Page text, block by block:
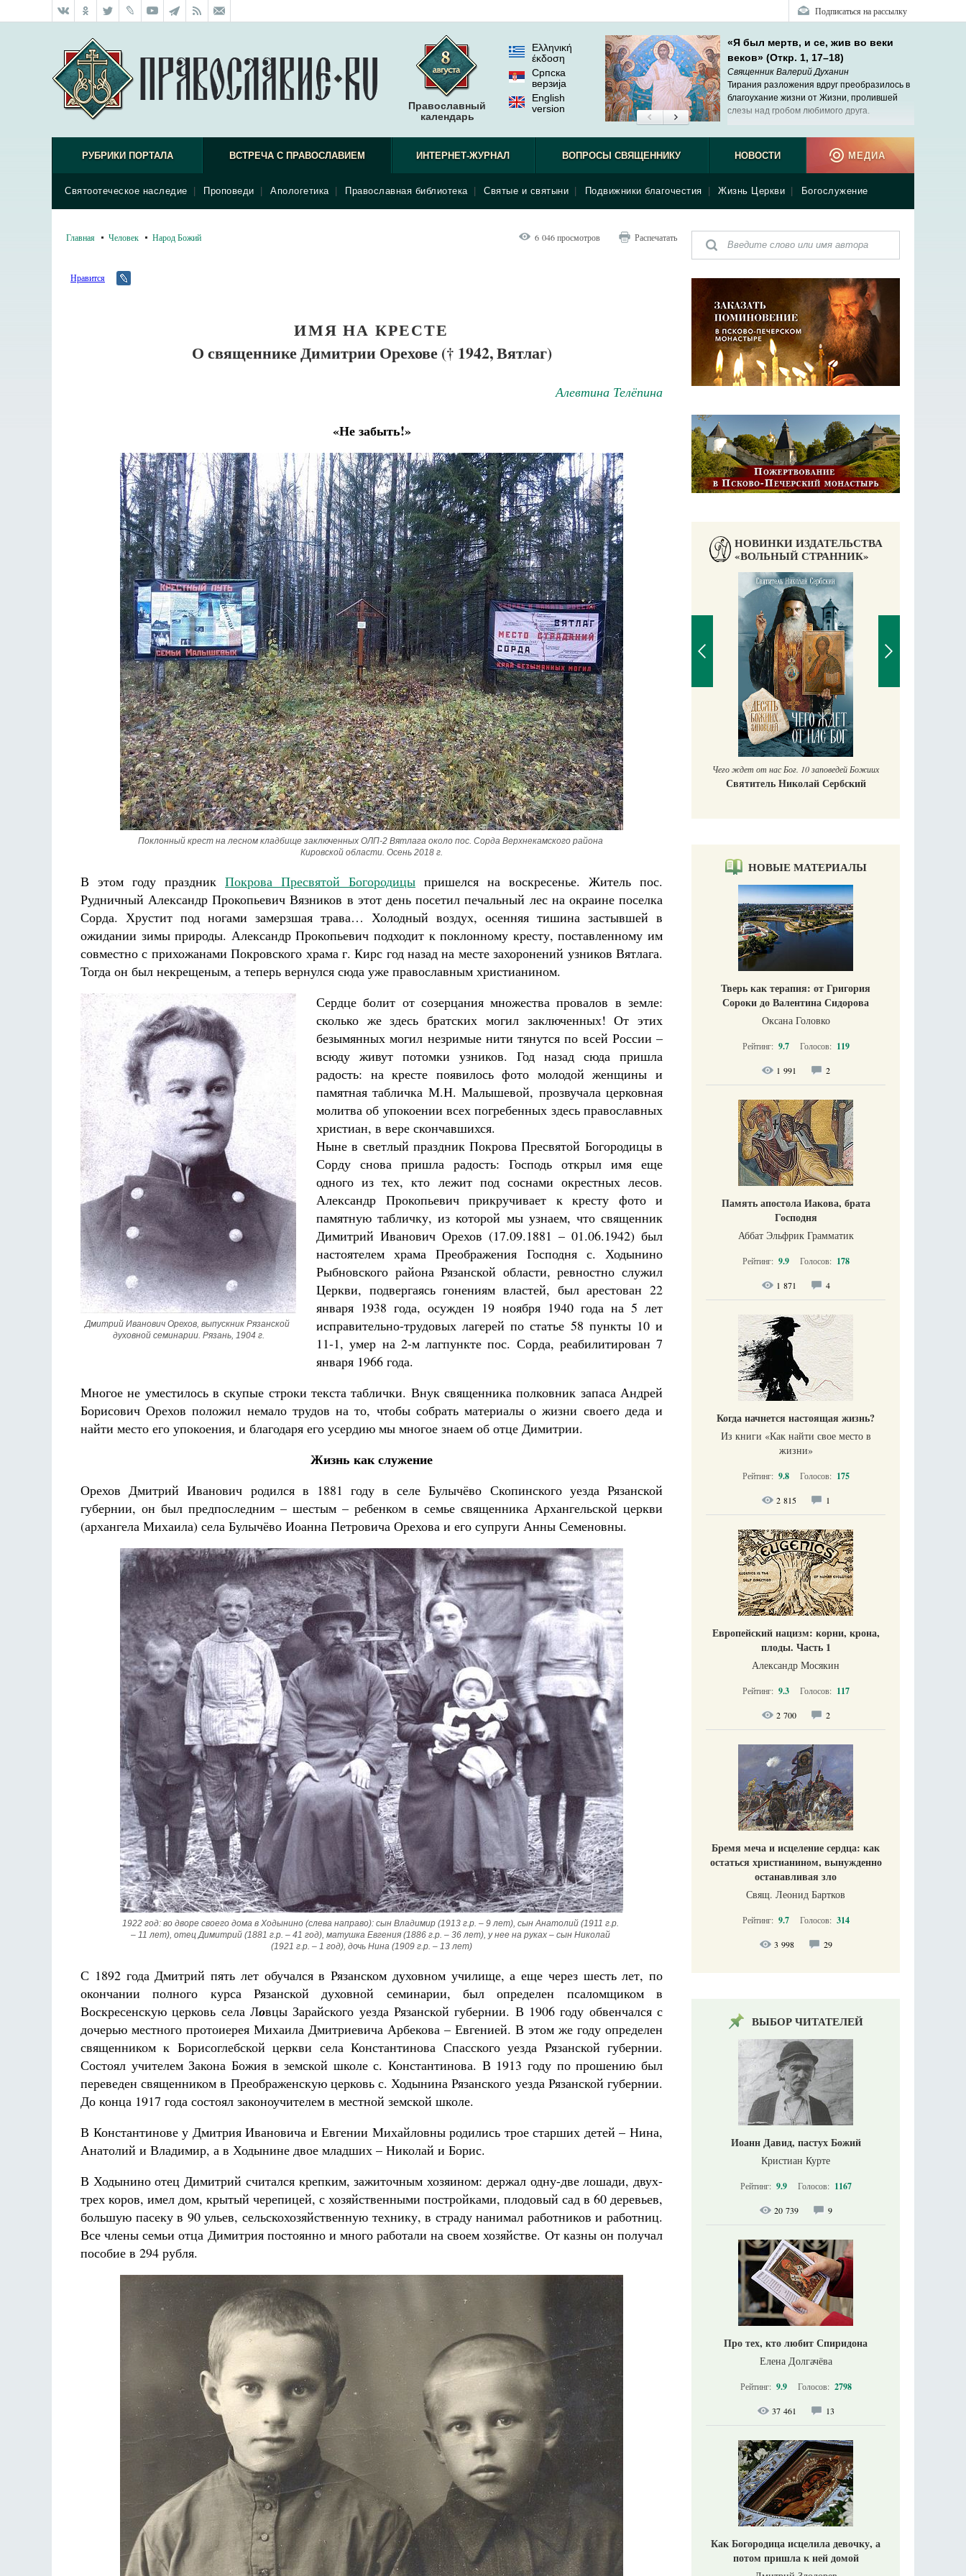
Подписаться на рассылку
Православный
календарь
Ελληνική
έκδοση
Српска
верзиjа
English
version
«Я был мертв, и се, жив во веки
веков» (Откр. 1, 17–18)
Священник Валерий Духанин
Тирания разложения вдруг преобразилось в
благоухание жизни от Жизни, пролившей
слезы над гробом любимого друга.
РУБРИКИ ПОРТАЛА ВСТРЕЧА С ПРАВОСЛАВИЕМ
Святоотеческое наследие Проповеди Апологетика Православная библиотека Святые и святыни Подвижники благочестия Жизнь Церкви Богослужение
ИНТЕРНЕТ-ЖУРНАЛ ВОПРОСЫ СВЯЩЕННИКУ НОВОСТИ МЕДИА
Главная Человек Народ Божий 6 046 просмотров Распечатать
Нравится
ИМЯ НА КРЕСТЕ
О священнике Димитрии Орехове († 1942, Вятлаг)
Алевтина Телёпина
«Не забыть!»
Поклонный крест на лесном кладбище заключенных ОЛП-2 Вятлага около пос. Сорда Верхнекамского района
Кировской области. Осень 2018 г.
В этом году праздник Покрова Пресвятой Богородицы пришелся на воскресенье. Житель пос.
Рудничный Александр Прокопьевич Вязников в этот день посетил печальный лес на окраине поселка
Сорда. Хрустит под ногами замерзшая трава… Холодный воздух, осенняя тишина застывшей в
ожидании зимы природы. Александр Прокопьевич подходит к поклонному кресту, поставленному им
совместно с прихожанами Покровского храма г. Кирс год назад на месте захоронений узников Вятлага.
Тогда он был некрещеным, а теперь вернулся сюда уже православным христианином.
Дмитрий Иванович Орехов, выпускник Рязанской
духовной семинарии. Рязань, 1904 г.
​Сердце болит от созерцания множества провалов в земле:
сколько же здесь братских могил заключенных! От этих
безымянных могил незримые нити тянутся по всей России –
всюду живут потомки узников. Год назад сюда пришла
радость: на кресте появилось фото молодой женщины и
памятная табличка М.Н. Малышевой, прозвучала церковная
молитва об упокоении всех погребенных здесь православных
христиан, в вере скончавшихся.
Ныне в светлый праздник Покрова Пресвятой Богородицы в
Сорду снова пришла радость: Господь открыл имя еще
одного из тех, кто лежит под соснами окрестных лесов.
Александр Прокопьевич прикручивает к кресту фото и
памятную табличку, из которой мы узнаем, что священник
Димитрий Иванович Орехов (17.09.1881 – 01.06.1942) был
настоятелем храма Преображения Господня с. Ходынино
Рыбновского района Рязанской области, ревностно служил
Церкви, подвергаясь гонениям властей, был арестован 22
января 1938 года, осужден 19 ноября 1940 года на 5 лет
исправительно-трудовых лагерей по статье 58 пункты 10 и
11-1, умер на 2-м лагпункте пос. Сорда, реабилитирован 7
января 1966 года.
Многое не уместилось в скупые строки текста таблички. Внук священника полковник запаса Андрей
Борисович Орехов положил немало трудов на то, чтобы собрать материалы о жизни своего деда и
найти место его упокоения, и благодаря его усердию мы многое знаем об отце Димитрии.
Жизнь как служение
Орехов Дмитрий Иванович родился в 1881 году в селе Булычёво Скопинского уезда Рязанской
губернии, он был предпоследним – шестым – ребенком в семье священника Архангельской церкви
(архангела Михаила) села Булычёво Иоанна Петровича Орехова и его супруги Анны Семеновны.
1922 год: во дворе своего дома в Ходынино (слева направо): сын Владимир (1913 г.р. – 9 лет), сын Анатолий (1911 г.р.
– 11 лет), отец Димитрий (1881 г.р. – 41 год), матушка Евгения (1886 г.р. – 36 лет), у нее на руках – сын Николай
(1921 г.р. – 1 год), дочь Нина (1909 г.р. – 13 лет)
С 1892 года Дмитрий пять лет обучался в Рязанском духовном училище, а еще через шесть лет, по
окончании полного курса Рязанской духовной семинарии, был определен псаломщиком в
Воскресенскую церковь села Ловцы Зарайского уезда Рязанской губернии. В 1906 году обвенчался с
дочерью местного протоиерея Михаила Дмитриевича Арбекова – Евгенией. В этом же году определен
священником к Борисоглебской церкви села Константинова Спасского уезда Рязанской губернии.
Состоял учителем Закона Божия в земской школе с. Константинова. В 1913 году по прошению был
переведен священником в Преображенскую церковь с. Ходынина Рязанского уезда Рязанской губернии.
До конца 1917 года состоял законоучителем в местной земской школе.
В Константинове у Дмитрия Ивановича и Евгении Михайловны родились трое старших детей – Нина,
Анатолий и Владимир, а в Ходынине двое младших – Николай и Борис.
В Ходынино отец Димитрий считался крепким, зажиточным хозяином: держал одну-две лошади, двух-
трех коров, имел дом, крытый черепицей, с хозяйственными постройками, плодовый сад в 60 деревьев,
большую пасеку в 90 ульев, сельскохозяйственную технику, в страду нанимал работников и работниц.
Все члены семьи отца Димитрия постоянно и много работали на своем хозяйстве. От казны он получал
пособие в 294 рубля.
НОВИНКИ ИЗДАТЕЛЬСТВА
«ВОЛЬНЫЙ СТРАННИК»
Разлуки не будет
Фредерика де Грааф Как найти своё место в жизни
Кирилл Мурышев
Великомученик Георгий Победоносец. Научись у
святого
Роман Котов Чего ждет от нас Бог. 10 заповедей Божиих
Святитель Николай Сербский
НОВЫЕ МАТЕРИАЛЫ
Тверь как терапия: от Григория
Сороки до Валентина Сидорова
Оксана Головко
Рейтинг: 9.7 Голосов: 119
1 991 2
Память апостола Иакова, брата
Господня
Аббат Эльфрик Грамматик
Рейтинг: 9.9 Голосов: 178
1 871 4
Когда начнется настоящая жизнь?
Из книги «Как найти свое место в
жизни​»
Рейтинг: 9.8 Голосов: 175
2 815 1
Европейский нацизм: корни, крона,
плоды. Часть 1
Александр Мосякин
Рейтинг: 9.3 Голосов: 117
2 700 2
Бремя меча и исцеление сердца: как
остаться христианином, вынужденно
останавливая зло
Свящ. Леонид Бартков
Рейтинг: 9.7 Голосов: 314
3 998 29
ВЫБОР ЧИТАТЕЛЕЙ
Иоанн Давид, пастух Божий
Кристиан Курте
Рейтинг: 9.9 Голосов: 1167
20 739 9
Про тех, кто любит Спиридона
Елена Долгачёва
Рейтинг: 9.9 Голосов: 2798
37 461 13
Как Богородица исцелила девочку, а
потом пришла к ней домой